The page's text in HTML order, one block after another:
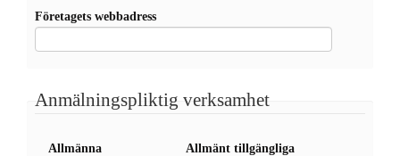
Företagets webbadress
Anmälningspliktig verksamhet
Allmänna
Allmänt tillgängliga